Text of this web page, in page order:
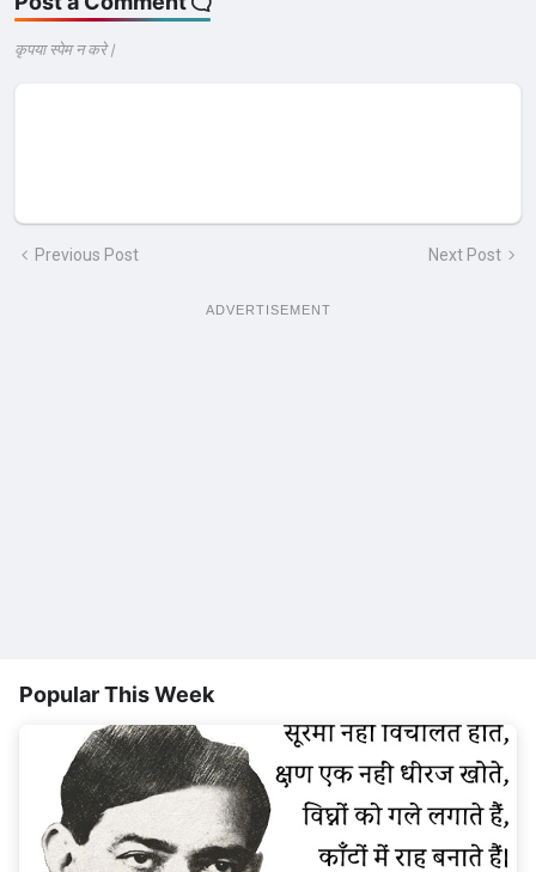
कृपया स्पेम न करे |
Previous Post Next Post
ADVERTISEMENT
Popular This Week